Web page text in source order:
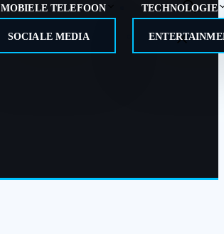
MOBIELE TELEFOON
SOCIALE MEDIA
TECHNOLOGIE